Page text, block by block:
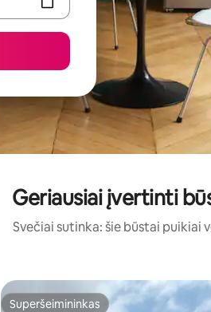
Geriausiai įvertinti
Svečiai sutinka: šie būstai puikiai
Superšeimininkas